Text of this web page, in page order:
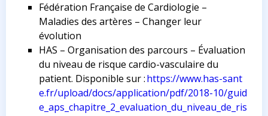
Fédération Française de Cardiologie –
Maladies des artères – Changer leur
évolution
HAS – Organisation des parcours – Évaluation
du niveau de risque cardio-vasculaire du
patient. Disponible sur :https://www.has-sant
e.fr/upload/docs/application/pdf/2018-10/guid
e_aps_chapitre_2_evaluation_du_niveau_de_ris